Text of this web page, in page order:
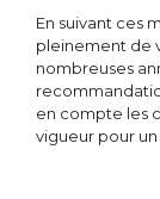
En suivant ces
pleinement de
nombreuses
en compte les
vigueur pour